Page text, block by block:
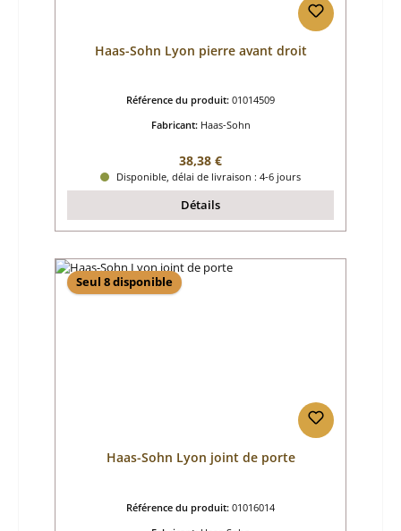
Haas-Sohn Lyon pierre avant droit
Référence du produit: 01014509
Fabricant: Haas-Sohn
Prix régulier :
38,38 €
Disponible, délai de livraison : 4-6 jours
Détails
Seul 8 disponible
Haas-Sohn Lyon joint de porte
Référence du produit: 01016014